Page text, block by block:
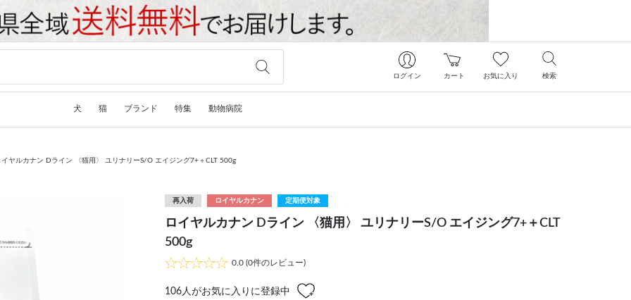
ログイン カート お気に入り 検索
犬 猫 ブランド 特集 動物病院
イヤルカナン Dライン 〈猫用〉 ユリナリーS/O エイジング7+＋CLT 500g
再入荷 ロイヤルカナン 定期便対象
ロイヤルカナン Dライン 〈猫用〉 ユリナリーS/O エイジング7+＋CLT
500g
0.0 (0件のレビュー)
106 人がお気に入りに登録中